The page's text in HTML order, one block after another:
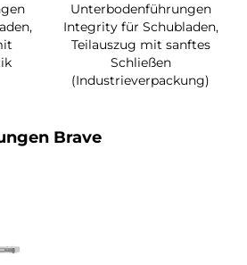
Unterbodenführungen
Integrity für Schubladen,
Teilauszug mit sanftes
Schließen
(Industrieverpackung)
Brave